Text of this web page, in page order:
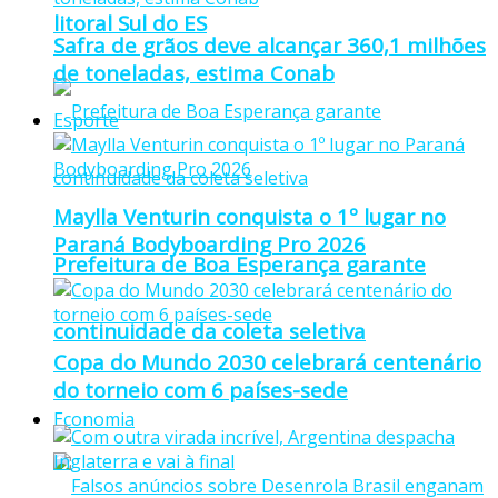
litoral Sul do ES
Prefeitura de Boa Esperança garante
continuidade da coleta seletiva
Economia
Safra de grãos deve alcançar 360,1 milhões
de toneladas, estima Conab
Esporte
Maylla Venturin conquista o 1º lugar no
Paraná Bodyboarding Pro 2026
Copa do Mundo 2030 celebrará centenário
do torneio com 6 países-sede